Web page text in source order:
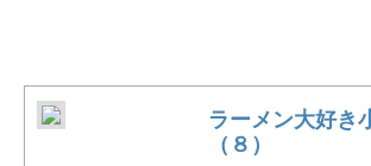
ラーメン大好き
（８）